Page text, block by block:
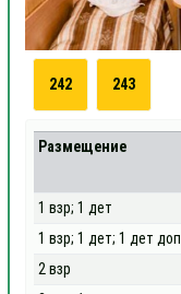
242 243
Размещение
1 взр; 1 дет
1 взр; 1 дет; 1 дет доп
2 взр